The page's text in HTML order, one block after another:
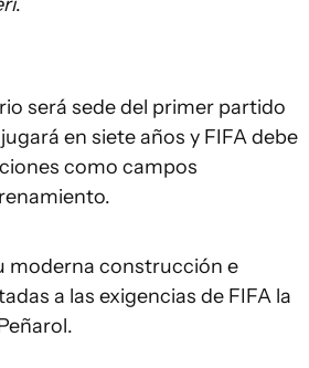
será sede del primer partido
en siete años y FIFA debe
como campos
moderna construcción e
a las exigencias de FIFA la